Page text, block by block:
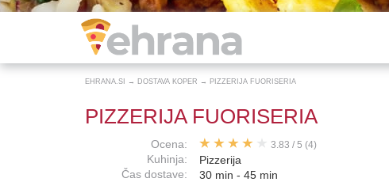
EHRANA.SI → DOSTAVA KOPER → PIZZERIJA FUORISERIA
PIZZERIJA FUORISERIA
Ocena:
Kuhinja:
Čas dostave:
3.83 /5 (4)
Pizzerija
30 min - 45 min